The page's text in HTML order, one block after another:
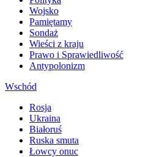
Wojsko
Pamiętamy
Sondaż
Wieści z kraju
Prawo i Sprawiedliwość
Antypolonizm
Wschód
Rosja
Ukraina
Białoruś
Ruska smuta
Łowcy onuc